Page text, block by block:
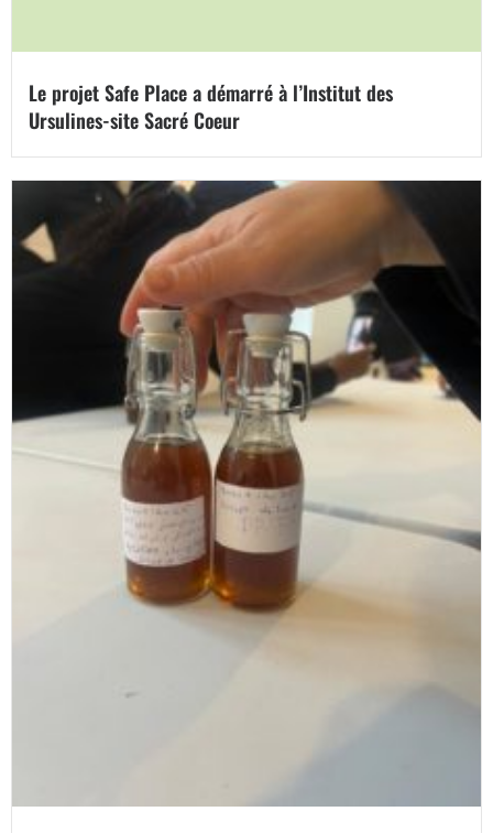
Le projet Safe Place a démarré à l’Institut des
Ursulines-site Sacré Coeur